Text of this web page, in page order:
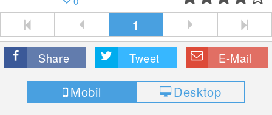
1
Share Tweet E-Mail
Mobil Desktop